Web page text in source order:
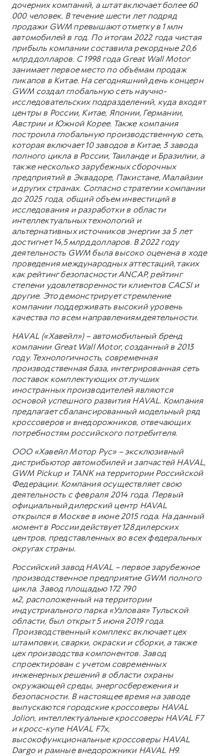
дочерних компаний, а штат включает более 60
000 человек. В течение шести лет подряд
продажи GWM превышают отметку в 1 млн
автомобилей в год. По итогам 2022 года чистая
прибыль компании составила рекордные 20,6
млрд долларов. С 1998 года Great Wall Motor
занимает первое место по объёмам продаж
пикапов в Китае. На сегодняшний день концерн
GWM создал глобальную сеть научно-
исследовательских подразделений, куда входят
центры в России, Китае, Японии, Германии,
Австрии и Южной Корее. Также компания
построила глобальную производственную сеть,
которая включает 10 заводов в Китае, 3 завода
полного цикла в России, Таиланде и Бразилии, а
также несколько зарубежных сборочных
предприятий в Эквадоре, Пакистане, Малайзии
и других странах. Согласно стратегии компании
до 2025 года, общий объем инвестиций в
исследования и разработки в области
интеллектуальных технологий и
альтернативных источников энергии за 5 лет
достигнет 14,5 млрд долларов. В 2022 году
деятельность GWM была высоко оценена в ходе
проведения международных аттестаций, таких
как рейтинг безопасности ANCAP, рейтинг
степени удовлетворенности клиентов CACSI и
другие. Это демонстрирует стремление
компании поддерживать высокий уровень
качества по всем направлениям деятельности.
HAVAL («Хавейл») – автомобильный бренд
компании Great Wall Motor, созданный в 2013
году. Технологичность, современная
производственная база, интегрированная сеть
поставок комплектующих от лучших
иностранных производителей являются
основой успешного развития HAVAL. Компания
предлагает сбалансированный модельный ряд
кроссоверов и внедорожников, отвечающих
потребностям российского потребителя.
ООО «Хавейл Мотор Рус» – эксклюзивный
дистрибьютор автомобилей и запчастей HAVAL,
GWM Pickup и TANK на территории Российской
Федерации. Компания осуществляет свою
деятельность с февраля 2014 года. Первый
официальный дилерский центр HAVAL
открылся в Москве в июне 2015 года. На данный
момент в России действует 128 дилерских
центров, представленных во всех федеральных
округах страны.
Российский завод HAVAL – первое зарубежное
производственное предприятие GWM полного
цикла. Завод площадью 172 790
м2, расположенный на территории
индустриального парка «Узловая» Тульской
области, был открыт 5 июня 2019 года.
Производственный комплекс включает цех
штамповки, сварки, окраски и сборки, а также
цех производства компонентов. Завод
спроектирован с учетом современных
инженерных решений в области охраны
окружающей среды, энергосбережения и
безопасности. В настоящее время на заводе
выпускаются городские кроссоверы HAVAL
Jolion, интеллектуальные кроссоверы HAVAL F7
и кросс-купе HAVAL F7x,
высокофункциональные кроссоверы HAVAL
Dargo и рамные внедорожники HAVAL H9.